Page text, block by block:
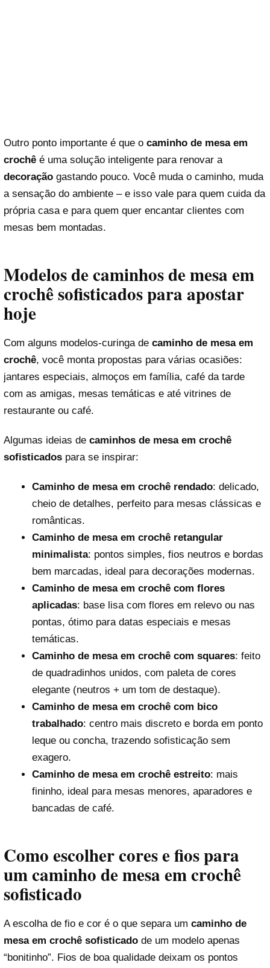
Outro ponto importante é que o caminho de mesa em
crochê é uma solução inteligente para renovar a
decoração gastando pouco. Você muda o caminho, muda
a sensação do ambiente – e isso vale para quem cuida da
própria casa e para quem quer encantar clientes com
mesas bem montadas.
Modelos de caminhos de mesa em
crochê sofisticados para apostar
hoje
Com alguns modelos-curinga de caminho de mesa em
crochê, você monta propostas para várias ocasiões:
jantares especiais, almoços em família, café da tarde
com as amigas, mesas temáticas e até vitrines de
restaurante ou café.
Algumas ideias de caminhos de mesa em crochê
sofisticados para se inspirar:
Caminho de mesa em crochê rendado: delicado,
cheio de detalhes, perfeito para mesas clássicas e
românticas.
Caminho de mesa em crochê retangular
minimalista: pontos simples, fios neutros e bordas
bem marcadas, ideal para decorações modernas.
Caminho de mesa em crochê com flores
aplicadas: base lisa com flores em relevo ou nas
pontas, ótimo para datas especiais e mesas
temáticas.
Caminho de mesa em crochê com squares: feito
de quadradinhos unidos, com paleta de cores
elegante (neutros + um tom de destaque).
Caminho de mesa em crochê com bico
trabalhado: centro mais discreto e borda em ponto
leque ou concha, trazendo sofisticação sem
exagero.
Caminho de mesa em crochê estreito: mais
fininho, ideal para mesas menores, aparadores e
bancadas de café.
Como escolher cores e fios para
um caminho de mesa em crochê
sofisticado
A escolha de fio e cor é o que separa um caminho de
mesa em crochê sofisticado de um modelo apenas
“bonitinho”. Fios de boa qualidade deixam os pontos